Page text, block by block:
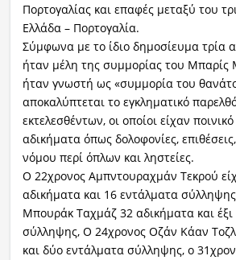
Πορτογαλίας και επαφές μεταξύ του
Ελλάδα – Πορτογαλία.
Σύμφωνα με το ίδιο δημοσίευμα τρία
ήταν μέλη της συμμορίας του Μπαρίς
ήταν γνωστή ως «συμμορία του
αποκαλύπτεται το εγκληματικό
εκτελεσθέντων, οι οποίοι είχαν
αδικήματα όπως δολοφονίες,
νόμου περί όπλων και ληστείες.
Ο 22χρονος Αμπντουραχμάν Τεκρού
αδικήματα και 16 εντάλματα
Μπουράκ Ταχμάζ 32 αδικήματα και
σύλληψης, Ο 24χρονος Οζάν Κάαν
και δύο εντάλματα σύλληψης, ο